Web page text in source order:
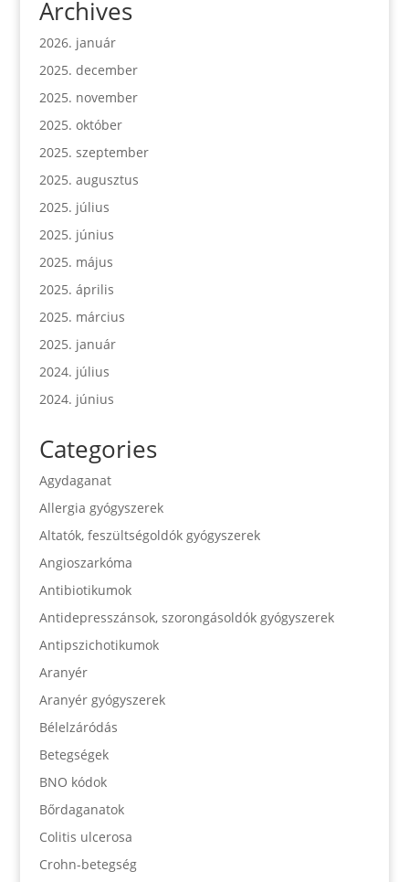
Archives
2026. január
2025. december
2025. november
2025. október
2025. szeptember
2025. augusztus
2025. július
2025. június
2025. május
2025. április
2025. március
2025. január
2024. július
2024. június
Categories
Agydaganat
Allergia gyógyszerek
Altatók, feszültségoldók gyógyszerek
Angioszarkóma
Antibiotikumok
Antidepresszánsok, szorongásoldók gyógyszerek
Antipszichotikumok
Aranyér
Aranyér gyógyszerek
Bélelzáródás
Betegségek
BNO kódok
Bőrdaganatok
Colitis ulcerosa
Crohn-betegség